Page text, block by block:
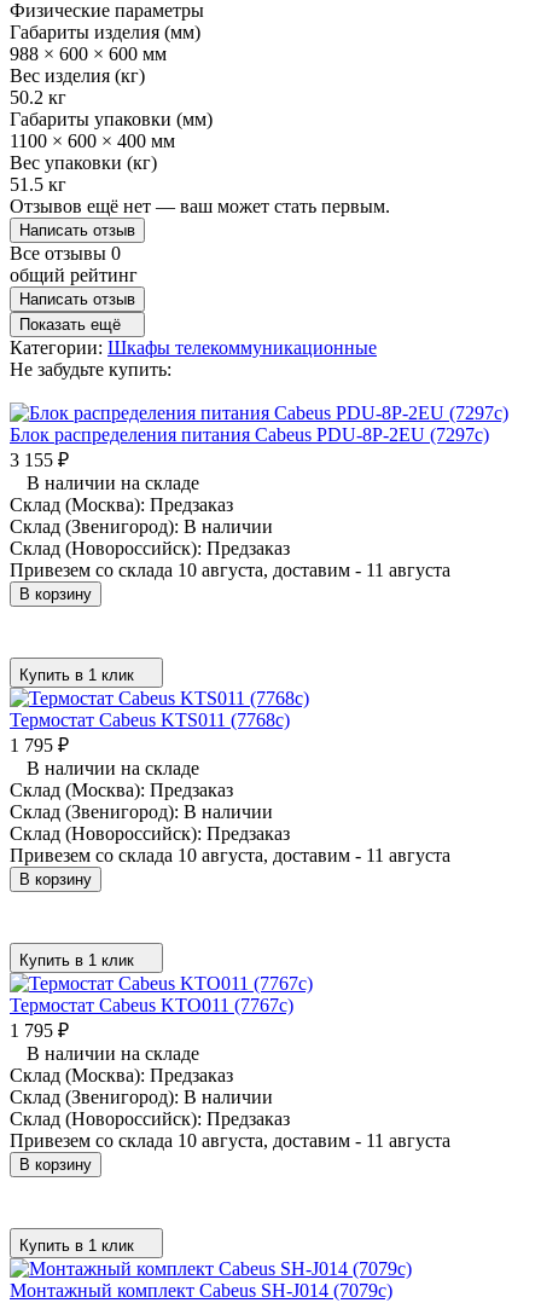
Физические параметры
Габариты изделия (мм)
988 × 600 × 600 мм
Вес изделия (кг)
50.2 кг
Габариты упаковки (мм)
1100 × 600 × 400 мм
Вес упаковки (кг)
51.5 кг
Отзывов ещё нет — ваш может стать первым.
Написать отзыв
Все отзывы 0
общий рейтинг
Написать отзыв
Показать ещё
Категории: Шкафы телекоммуникационные
Не забудьте купить:
Блок распределения питания Cabeus PDU-8P-2EU (7297c)
3 155 ₽
В наличии на складе
Склад (Москва): Предзаказ
Склад (Звенигород): В наличии
Склад (Новороссийск): Предзаказ
Привезем со склада 10 августа, доставим - 11 августа
В корзину
Купить в 1 клик
Термостат Cabeus KTS011 (7768c)
1 795 ₽
В наличии на складе
Склад (Москва): Предзаказ
Склад (Звенигород): В наличии
Склад (Новороссийск): Предзаказ
Привезем со склада 10 августа, доставим - 11 августа
В корзину
Купить в 1 клик
Термостат Cabeus KTO011 (7767c)
1 795 ₽
В наличии на складе
Склад (Москва): Предзаказ
Склад (Звенигород): В наличии
Склад (Новороссийск): Предзаказ
Привезем со склада 10 августа, доставим - 11 августа
В корзину
Купить в 1 клик
Монтажный комплект Cabeus SH-J014 (7079c)